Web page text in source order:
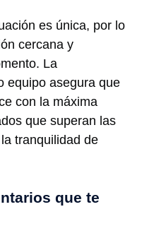
es única, por lo
cercana y
La
equipo asegura que
con la máxima
que superan las
tranquilidad de
que te